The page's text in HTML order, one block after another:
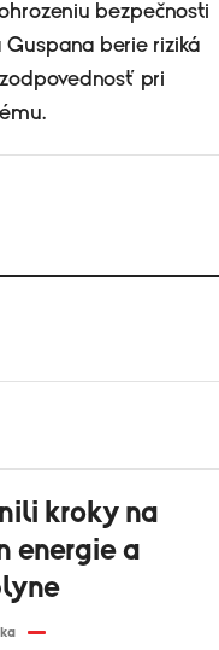
bezpečnosti
berie riziká
pri
kroky na
energie a